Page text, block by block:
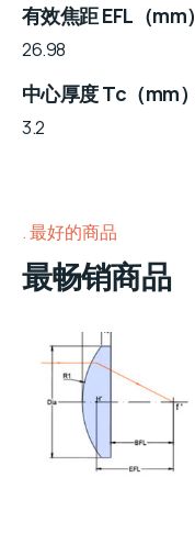
有效焦距 EFL（mm）
26.98
中心厚度 Tc（mm）
3.2
最好的商品
最畅销商品